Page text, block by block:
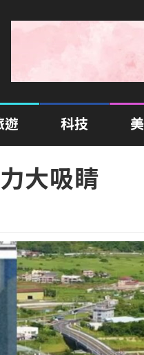
遊 科技
大吸睛